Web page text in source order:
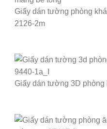
Giấy dán tường phòng
2126-2m
Giấy dán tường 3D phòng